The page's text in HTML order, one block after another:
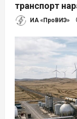
транспорт
ИА «ПроВИЭ»